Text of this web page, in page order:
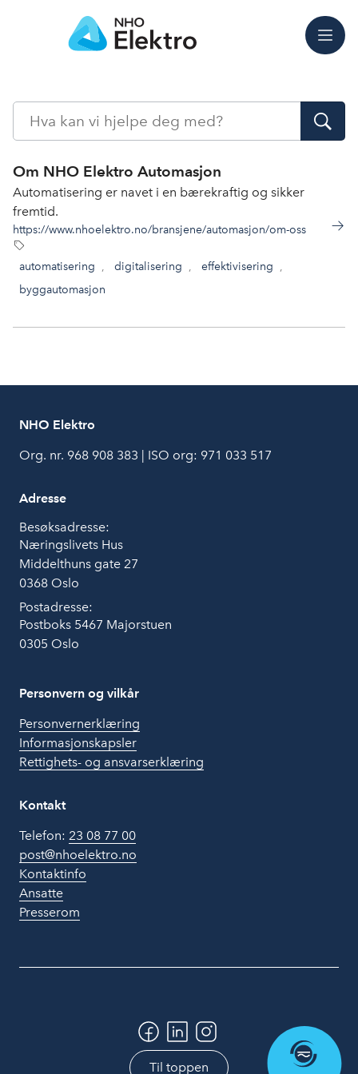
Meny
Søk
Om NHO Elektro Automasjon
Automatisering er navet i en bærekraftig og sikker
fremtid.
https://www.nhoelektro.no/bransjene/automasjon/om-oss
automatisering , digitalisering , effektivisering ,
byggautomasjon
NHO Elektro
Org. nr. 968 908 383 | ISO org: 971 033 517
Adresse
Besøksadresse:
Næringslivets Hus
Middelthuns gate 27
0368 Oslo
Postadresse:
Postboks 5467 Majorstuen
0305 Oslo
Personvern og vilkår
Personvernerklæring
Informasjonskapsler
Rettighets- og ansvarserklæring
Kontakt
Telefon: 23 08 77 00
post@nhoelektro.no
Kontaktinfo
Ansatte
Presserom
Til toppen